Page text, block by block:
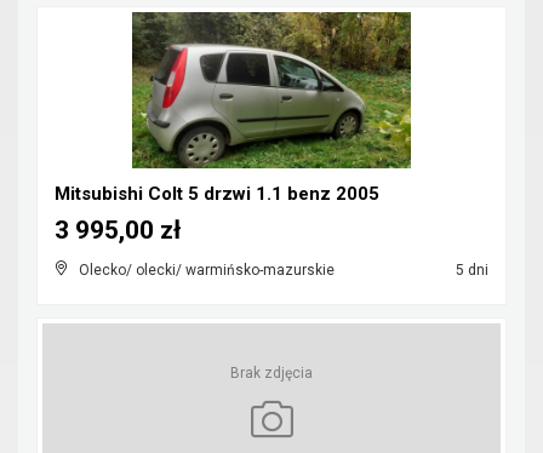
Mitsubishi Colt 5 drzwi 1.1 benz 2005
Olecko/ olecki/ warmińsko-mazurskie 5 dni
3 995,00 zł
Brak zdjęcia